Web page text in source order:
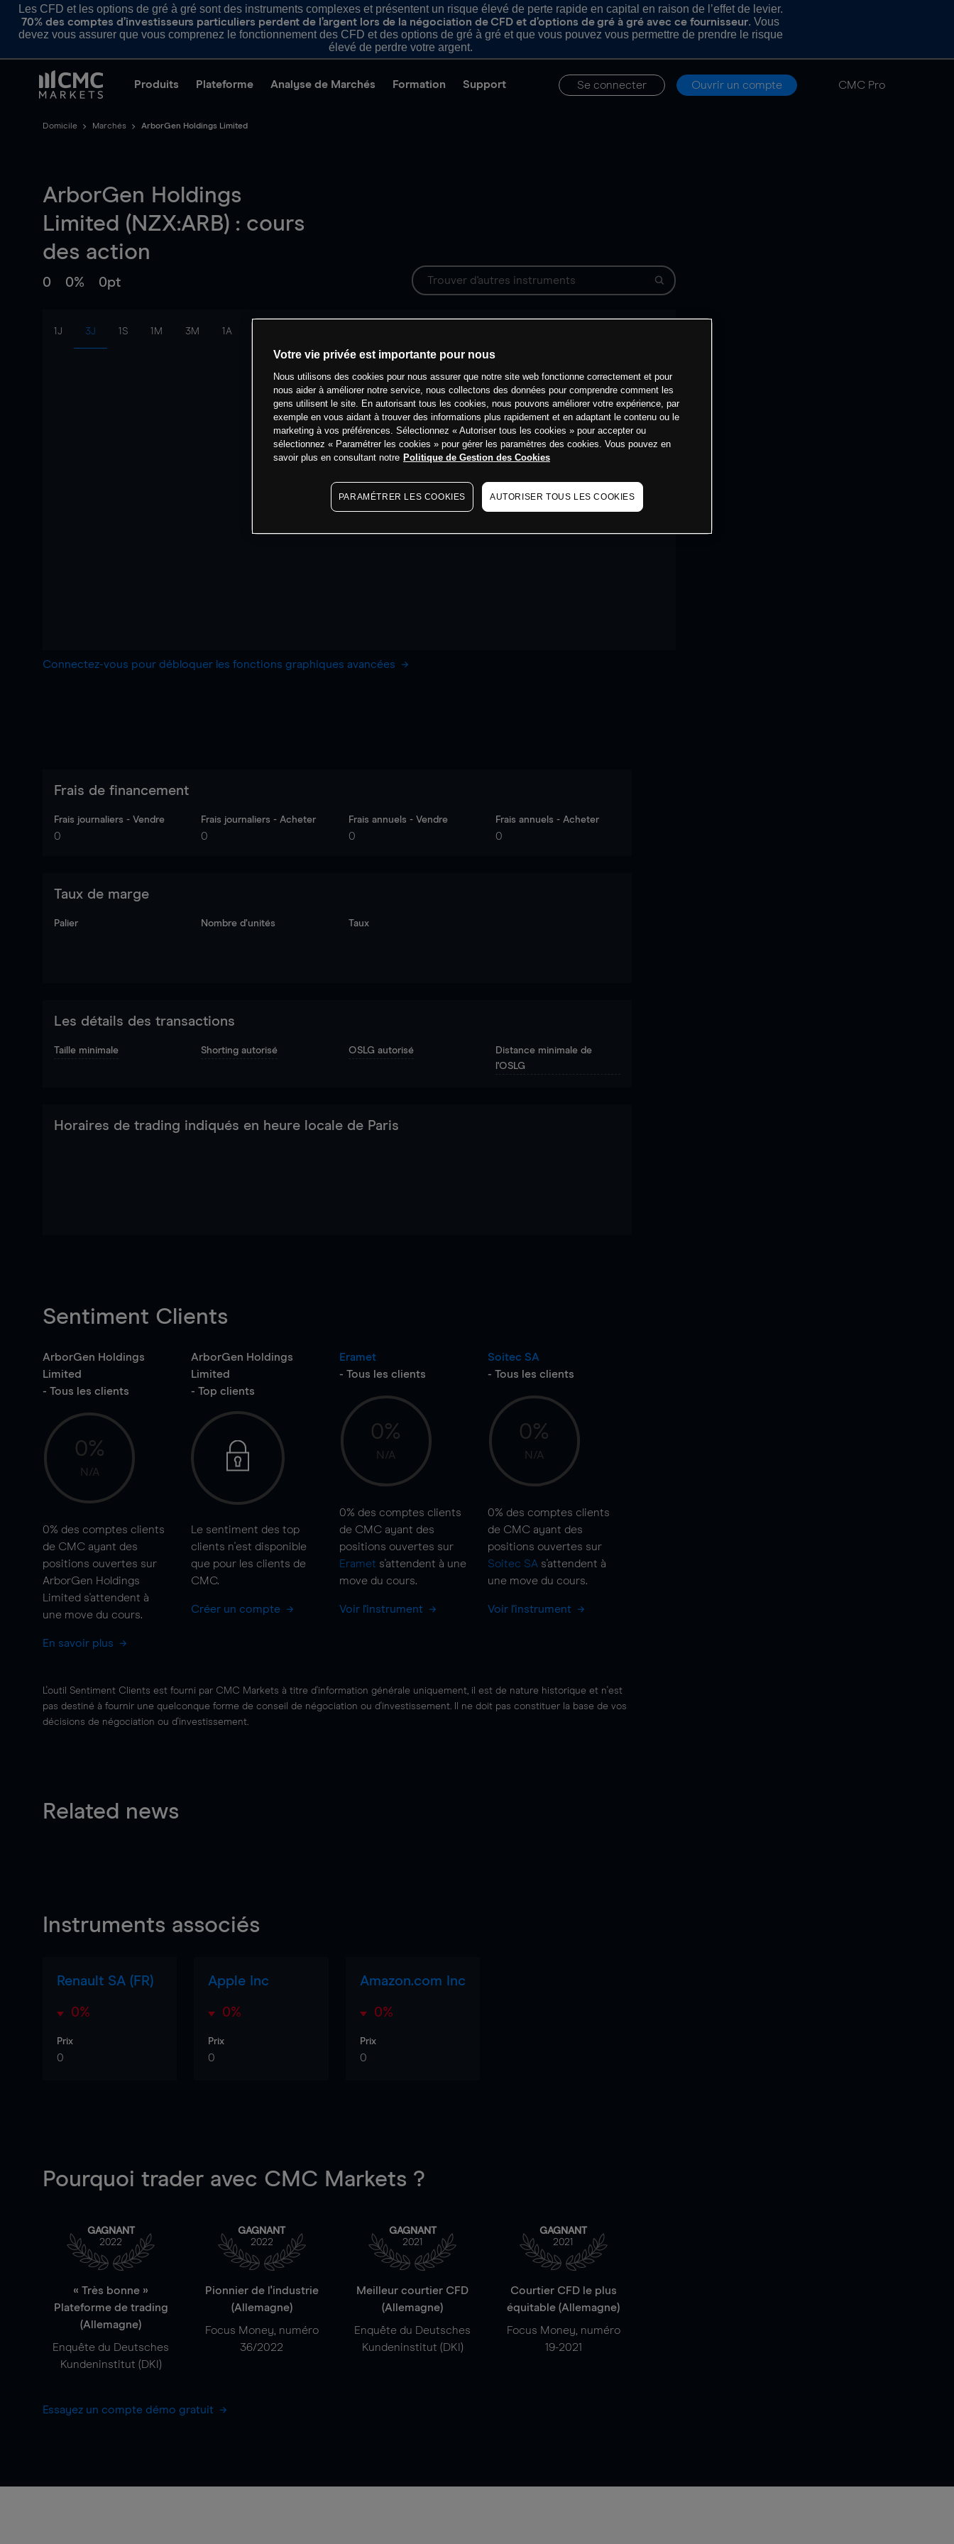
Les CFD et les options de gré à gré sont des instruments complexes et présentent un risque élevé de perte rapide en capital en raison de l’effet de levier.
70% des comptes d’investisseurs particuliers perdent de l’argent lors de la négociation de CFD et d’options de gré à gré avec ce fournisseur. Vous
devez vous assurer que vous comprenez le fonctionnement des CFD et des options de gré à gré et que vous pouvez vous permettre de prendre le risque
élevé de perdre votre argent.
Produits Plateforme Analyse de Marchés Formation Support Se connecter Ouvrir un compte CMC Pro
Domicile Marchés ArborGen Holdings Limited
ArborGen Holdings
Limited (NZX:ARB) : cours
des action
0 0% 0pt
1J 3J 1S 1M 3M 1A
Connectez-vous pour débloquer les fonctions graphiques avancées
Frais de financement
Frais journaliers - Vendre
0
Frais journaliers - Acheter
0
Frais annuels - Vendre
0
Frais annuels - Acheter
0
Taux de marge
Palier Nombre d’unités Taux
Les détails des transactions
Taille minimale Shorting autorisé OSLG autorisé
Distance minimale de
l'OSLG
Horaires de trading indiqués en heure locale de Paris
Sentiment Clients
ArborGen Holdings
Limited
- Tous les clients
0%
N/A
0% des comptes clients
de CMC ayant des
positions ouvertes sur
ArborGen Holdings
Limited s'attendent à
une move du cours.
En savoir plus
ArborGen Holdings
Limited
- Top clients
Le sentiment des top
clients n'est disponible
que pour les clients de
CMC.
Créer un compte
Eramet
- Tous les clients
0%
N/A
0% des comptes clients
de CMC ayant des
positions ouvertes sur
Eramet s'attendent à une
move du cours.
Voir l'instrument
Soitec SA
- Tous les clients
0%
N/A
0% des comptes clients
de CMC ayant des
positions ouvertes sur
Soitec SA s'attendent à
une move du cours.
Voir l'instrument
L'outil Sentiment Clients est fourni par CMC Markets à titre d'information générale uniquement, il est de nature historique et n'est
pas destiné à fournir une quelconque forme de conseil de négociation ou d'investissement. Il ne doit pas constituer la base de vos
décisions de négociation ou d'investissement.
Related news
Instruments associés
Renault SA (FR)
0%
Prix
0
Apple Inc
0%
Prix
0
Amazon.com Inc
0%
Prix
0
Pourquoi trader avec CMC Markets ?
GAGNANT
2022
« Très bonne »
Plateforme de trading
(Allemagne)
Enquête du Deutsches
Kundeninstitut (DKI)
GAGNANT
2022
Pionnier de l'industrie
(Allemagne)
Focus Money, numéro
36/2022
GAGNANT
2021
Meilleur courtier CFD
(Allemagne)
Enquête du Deutsches
Kundeninstitut (DKI)
GAGNANT
2021
Courtier CFD le plus
équitable (Allemagne)
Focus Money, numéro
19-2021
Essayez un compte démo gratuit
Votre vie privée est importante pour nous
Nous utilisons des cookies pour nous assurer que notre site web fonctionne correctement et pour
nous aider à améliorer notre service, nous collectons des données pour comprendre comment les
gens utilisent le site. En autorisant tous les cookies, nous pouvons améliorer votre expérience, par
exemple en vous aidant à trouver des informations plus rapidement et en adaptant le contenu ou le
marketing à vos préférences. Sélectionnez « Autoriser tous les cookies » pour accepter ou
sélectionnez « Paramétrer les cookies » pour gérer les paramètres des cookies. Vous pouvez en
savoir plus en consultant notre Politique de Gestion des Cookies
PARAMÉTRER LES COOKIES AUTORISER TOUS LES COOKIES